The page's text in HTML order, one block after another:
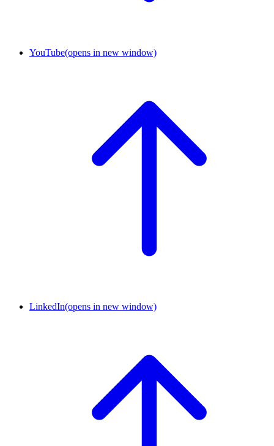
YouTube(opens in new window)
LinkedIn(opens in new window)